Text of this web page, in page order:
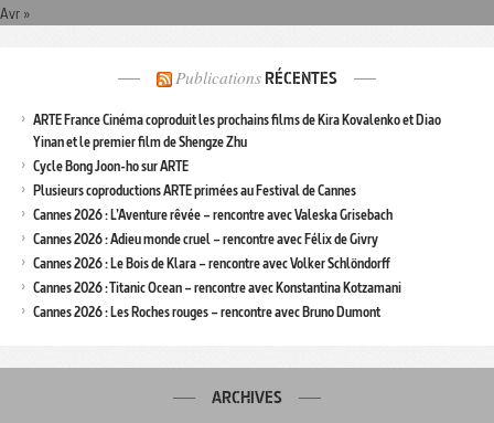
Avr »
Publications RÉCENTES
ARTE France Cinéma coproduit les prochains films de Kira Kovalenko et Diao
Yinan et le premier film de Shengze Zhu
Cycle Bong Joon-ho sur ARTE
Plusieurs coproductions ARTE primées au Festival de Cannes
Cannes 2026 : L’Aventure rêvée – rencontre avec Valeska Grisebach
Cannes 2026 : Adieu monde cruel – rencontre avec Félix de Givry
Cannes 2026 : Le Bois de Klara – rencontre avec Volker Schlöndorff
Cannes 2026 : Titanic Ocean – rencontre avec Konstantina Kotzamani
Cannes 2026 : Les Roches rouges – rencontre avec Bruno Dumont
ARCHIVES